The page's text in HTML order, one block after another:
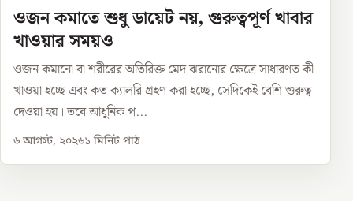
ওজন কমাতে শুধু ডায়েট নয়, গুরুত্বপূর্ণ খাবার
খাওয়ার সময়ও
ওজন কমানো বা শরীরের অতিরিক্ত মেদ ঝরানোর ক্ষেত্রে সাধারণত কী
খাওয়া হচ্ছে এবং কত ক্যালরি গ্রহণ করা হচ্ছে, সেদিকেই বেশি গুরুত্ব
দেওয়া হয়। তবে আধুনিক প...
৬ আগস্ট, ২০২৬১ মিনিট পাঠ